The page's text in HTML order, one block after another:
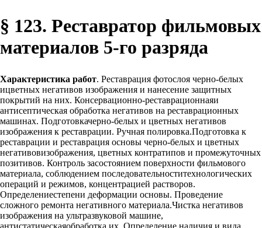
§ 123. Реставратор фильмовых
материалов 5-го разряда
Характеристика работ. Реставрация фотослоя черно-белых
ицветных негативов изображения и нанесение защитных
покрытий на них. Консервационно-реставрационнаяи
антисептическая обработка негативов на реставрационных
машинах. Подготовкачерно-белых и цветных негативов
изображения к реставрации. Ручная полировка.Подготовка к
реставрации и реставрация основы черно-белых и цветных
негативовизображения, цветных контратипов и промежуточных
позитивов. Контроль засостоянием поверхности фильмового
материала, соблюдением последовательноститехнологических
операций и режимов, концентрацией растворов.
Определениестепени деформации основы. Проведение
сложного ремонта негативного материала.Чистка негативов
изображения на ультразвуковой машине,
антистатическаяобработка их. Определение наличия и вида